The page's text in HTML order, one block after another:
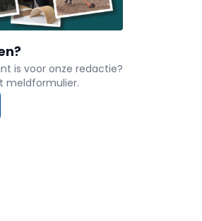
is voor onze redactie?
meldformulier.